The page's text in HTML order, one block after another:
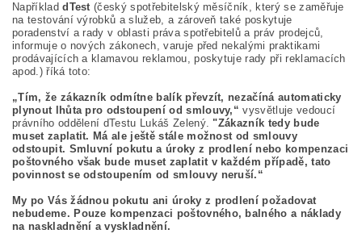
NapříkladdTest(český spotřebitelský měsíčník, který se zaměřuje
na testování výrobků a služeb, a zároveň také poskytuje
poradenství a rady v oblasti práva spotřebitelů a práv prodejců,
informuje o nových zákonech, varuje před nekalými praktikami
prodávajících a klamavou reklamou, poskytuje rady při reklamacích
apod.) říká toto:
„Tím, že zákazník odmítne balík převzít, nezačíná automaticky
plynout lhůta pro odstoupení od smlouvy,“ vysvětluje vedoucí
právního oddělení dTestu Lukáš Zelený. "Zákazník tedy bude
muset zaplatit. Má ale ještě stále možnost od smlouvy
odstoupit. Smluvní pokutu a úroky z prodlení nebo kompenzaci
poštovného však bude muset zaplatit v každém případě, tato
povinnost se odstoupením od smlouvy neruší.“
My po Vás žádnou pokutu ani úroky z prodlení požadovat
nebudeme. Pouze kompenzaci poštovného, balného a náklady
na naskladnění a vyskladnění.